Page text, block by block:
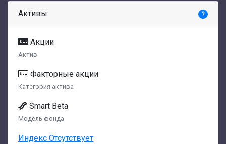
Активы ?
Акции
Актив
Факторные акции
Категория актива
Smart Beta
Модель фонда
Индекс Отсутствует